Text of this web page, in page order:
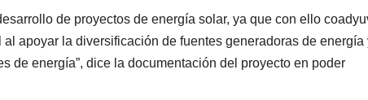
de proyectos de energía solar, ya que con ello
apoyar la diversificación de fuentes generadoras de energía
de energía”, dice la documentación del proyecto en poder